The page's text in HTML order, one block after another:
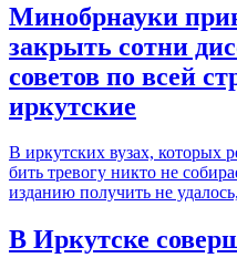
Минобрнауки
закрыть сотни
советов по всей
иркутские
В иркутских вузах, которых
бить тревогу никто не
изданию получить не
В Иркутске